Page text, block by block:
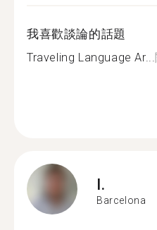
我喜歡談論的話題
Traveling Language Ar...
I.
Barcelona